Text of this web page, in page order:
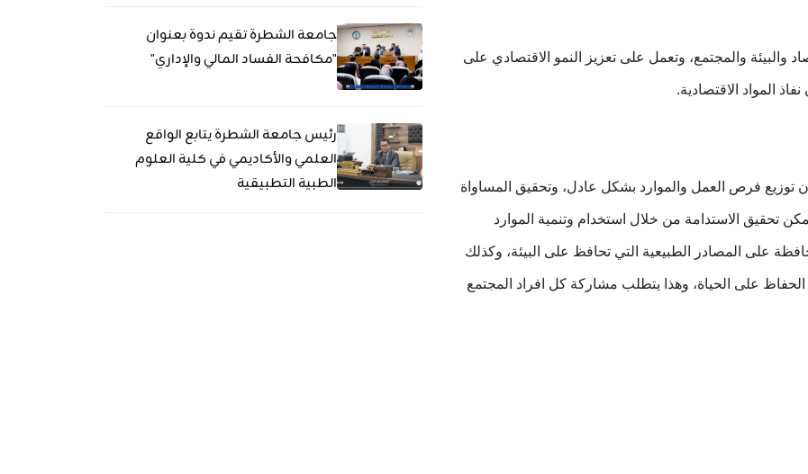
والبيئة والمجتمع، وتعمل على تعزيز النمو الاقتصادي على
المواد الاقتصادية.
توزيع فرص العمل والموارد بشكل عادل، وتحقيق المساواة
تحقيق الاستدامة من خلال استخدام وتنمية الموارد
على المصادر الطبيعية التي تحافظ على البيئة، وكذلك
على الحياة، وهذا يتطلب مشاركة كل افراد المجتمع
جامعة الشطرة تقيم ندوة بعنوان
"مكافحة الفساد المالي والإداري"
رئيس جامعة الشطرة يتابع الواقع
العلمي والأكاديمي في كلية العلوم
الطبية التطبيقية